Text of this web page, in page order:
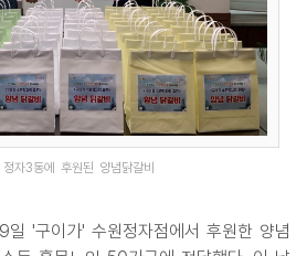
자3동에 후원된 양념닭갈비
'구이가' 수원정자점에서 후원한 양념